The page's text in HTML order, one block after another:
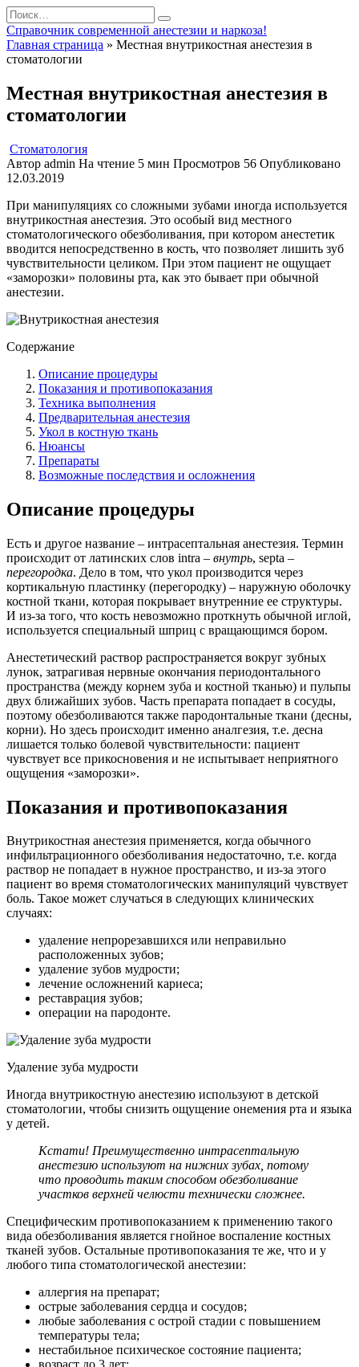
Перейти
к
содержанию
Search
for:
Справочник современной анестезии и наркоза!
Главная страница » Местная внутрикостная анестезия в
стоматологии
Местная внутрикостная анестезия в
стоматологии
Стоматология
Автор admin На чтение 5 мин Просмотров 56 Опубликовано
12.03.2019
При манипуляциях со сложными зубами иногда используется
внутрикостная анестезия. Это особый вид местного
стоматологического обезболивания, при котором анестетик
вводится непосредственно в кость, что позволяет лишить зуб
чувствительности целиком. При этом пациент не ощущает
«заморозки» половины рта, как это бывает при обычной
анестезии.
Содержание
Описание процедуры
Показания и противопоказания
Техника выполнения
Предварительная анестезия
Укол в костную ткань
Нюансы
Препараты
Возможные последствия и осложнения
Описание процедуры
Есть и другое название – интрасептальная анестезия. Термин
происходит от латинских слов intra – внутрь, septa –
перегородка. Дело в том, что укол производится через
кортикальную пластинку (перегородку) – наружную оболочку
костной ткани, которая покрывает внутренние ее структуры.
И из-за того, что кость невозможно проткнуть обычной иглой,
используется специальный шприц с вращающимся бором.
Анестетический раствор распространяется вокруг зубных
лунок, затрагивая нервные окончания периодонтального
пространства (между корнем зуба и костной тканью) и пульпы
двух ближайших зубов. Часть препарата попадает в сосуды,
поэтому обезболиваются также пародонтальные ткани (десны,
корни). Но здесь происходит именно аналгезия, т.е. десна
лишается только болевой чувствительности: пациент
чувствует все прикосновения и не испытывает неприятного
ощущения «заморозки».
Показания и противопоказания
Внутрикостная анестезия применяется, когда обычного
инфильтрационного обезболивания недостаточно, т.е. когда
раствор не попадает в нужное пространство, и из-за этого
пациент во время стоматологических манипуляций чувствует
боль. Такое может случаться в следующих клинических
случаях:
удаление непрорезавшихся или неправильно
расположенных зубов;
удаление зубов мудрости;
лечение осложнений кариеса;
реставрация зубов;
операции на пародонте.
Удаление зуба мудрости
Иногда внутрикостную анестезию используют в детской
стоматологии, чтобы снизить ощущение онемения рта и языка
у детей.
Кстати! Преимущественно интрасептальную
анестезию используют на нижних зубах, потому
что проводить таким способом обезболивание
участков верхней челюсти технически сложнее.
Специфическим противопоказанием к применению такого
вида обезболивания является гнойное воспаление костных
тканей зубов. Остальные противопоказания те же, что и у
любого типа стоматологической анестезии:
аллергия на препарат;
острые заболевания сердца и сосудов;
любые заболевания с острой стадии с повышением
температуры тела;
нестабильное психическое состояние пациента;